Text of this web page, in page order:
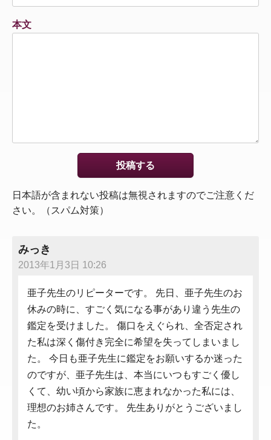
本文
日本語が含まれない投稿は無視されますのでご注意くだ
さい。（スパム対策）
みっき
2013年1月3日 10:26
亜子先生のリピーターです。 先日、亜子先生のお
休みの時に、すごく気になる事があり違う先生の
鑑定を受けました。 傷口をえぐられ、全否定され
た私は深く傷付き完全に希望を失ってしまいまし
た。 今日も亜子先生に鑑定をお願いするか迷った
のですが、亜子先生は、本当にいつもすごく優し
くて、幼い頃から家族に恵まれなかった私には、
理想のお姉さんです。 先生ありがとうございまし
た。